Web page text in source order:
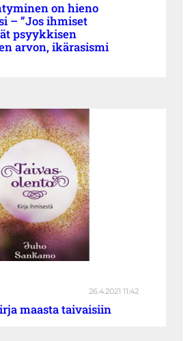
on hieno
– ”Jos ihmiset
psyykkisen
arvon, ikärasismi
26.4.2021 11:42
maasta taivaisiin